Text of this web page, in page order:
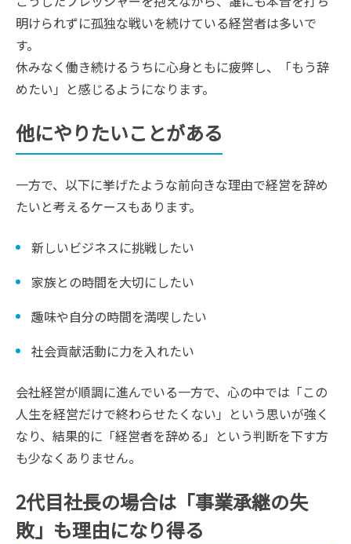
明けられずに孤独な戦いを続けている経営者は多いで
す。
休みなく働き続けるうちに心身ともに疲弊し、「もう辞
めたい」と感じるようになります。
他にやりたいことがある
一方で、以下に挙げたような前向きな理由で経営を辞め
たいと考えるケースもあります。
新しいビジネスに挑戦したい
家族との時間を大切にしたい
趣味や自分の時間を満喫したい
社会貢献活動に力を入れたい
会社経営が順調に進んでいる一方で、心の中では「この
人生を経営だけで終わらせたくない」という思いが強く
なり、結果的に「経営者を辞める」という判断を下す方
も少なくありません。
2代目社長の場合は「事業承継の失
敗」も理由になり得る